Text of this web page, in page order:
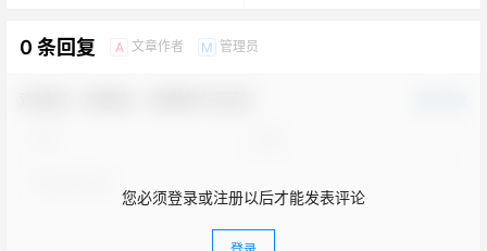
0 条回复 A 文章作者 M 管理员
您必须登录或注册以后才能发表评论